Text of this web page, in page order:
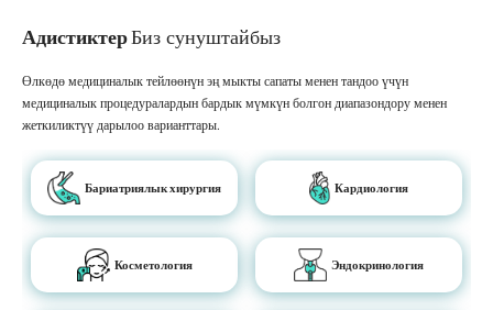
АдистиктерБиз сунуштайбыз
Өлкөдө медициналык тейлөөнүн эң мыкты сапаты менен тандоо үчүн
медициналык процедуралардын бардык мүмкүн болгон диапазондору менен
жеткиликтүү дарылоо варианттары.
Бариатриялык хирургия Кардиология
Косметология Эндокринология